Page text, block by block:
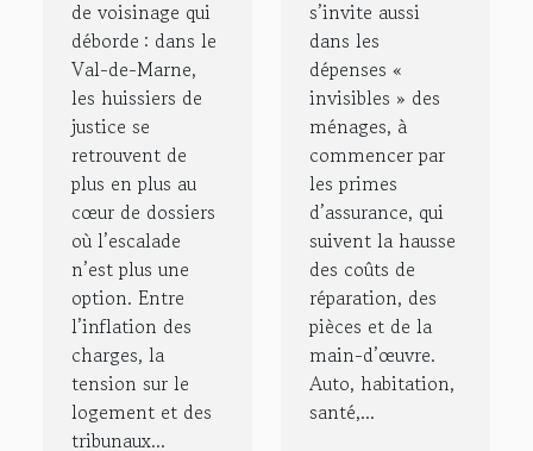
de voisinage qui
déborde : dans le
Val-de-Marne,
les huissiers de
justice se
retrouvent de
plus en plus au
cœur de dossiers
où l’escalade
n’est plus une
option. Entre
l’inflation des
charges, la
tension sur le
logement et des
tribunaux...
l’inflation
s’invite aussi
dans les
dépenses «
invisibles » des
ménages, à
commencer par
les primes
d’assurance, qui
suivent la hausse
des coûts de
réparation, des
pièces et de la
main-d’œuvre.
Auto, habitation,
santé,...